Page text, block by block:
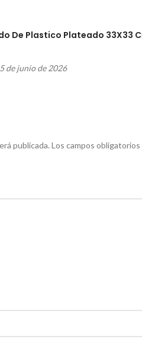
De Plastico Plateado 33X33
de junio de 2026
publicada. Los campos